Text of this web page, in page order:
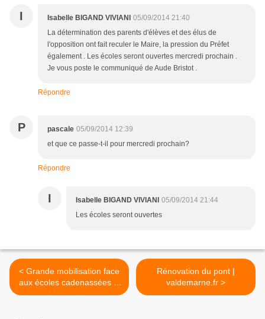
I Isabelle BIGAND VIVIANI
05/09/2014 21:40
La détermination des parents d'élèves et des élus de
l'opposition ont fait reculer le Maire, la pression du Préfet
également . Les écoles seront ouvertes mercredi prochain .
Je vous poste le communiqué de Aude Bristot .
Répondre
P pascale 05/09/2014 12:39
et que ce passe-t-il pour mercredi prochain?
Répondre
I Isabelle BIGAND VIVIANI
05/09/2014 21:44
Les écoles seront ouvertes
< Grande mobilisation face
aux écoles cadenassées le
mercredi
Rénovation du pont |
valdemarne.fr >